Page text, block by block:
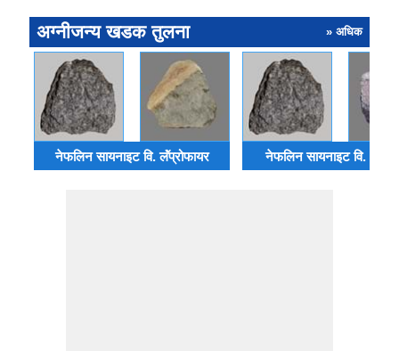
अग्नीजन्य खडक तुलना » अधिक
नेफलिन सायनाइट वि. लॅंप्रोफायर नेफलिन सायनाइट वि.